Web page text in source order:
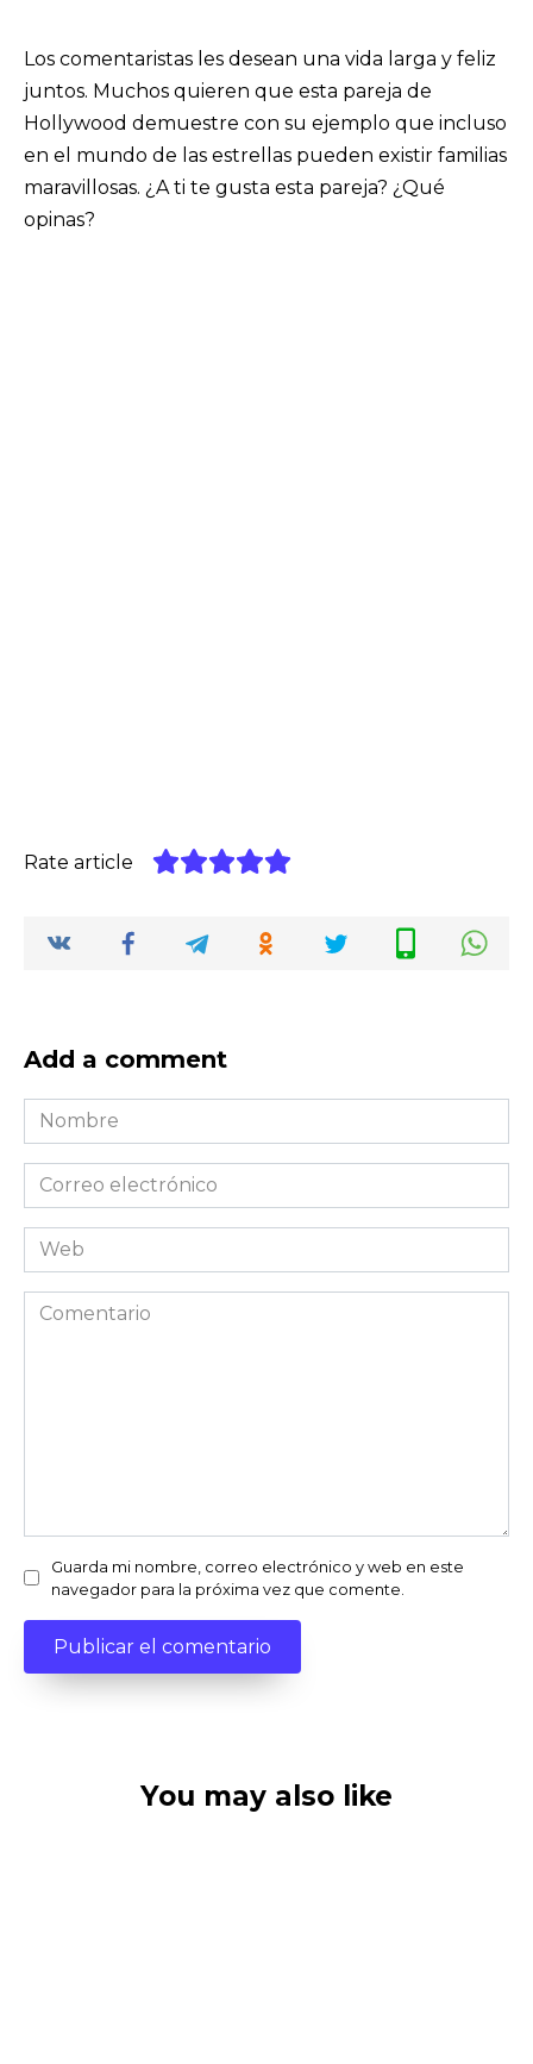
Los comentaristas les desean una vida larga y feliz
juntos. Muchos quieren que esta pareja de
Hollywood demuestre con su ejemplo que incluso
en el mundo de las estrellas pueden existir familias
maravillosas. ¿A ti te gusta esta pareja? ¿Qué
opinas?
Rate article
Add a comment
Nombre
*
Correo
electrónico
*Web
Comentario
Guarda mi nombre, correo electrónico y web en este
navegador para la próxima vez que comente.
You may also like